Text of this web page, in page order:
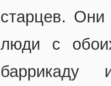
старцев.
люди с
баррикаду